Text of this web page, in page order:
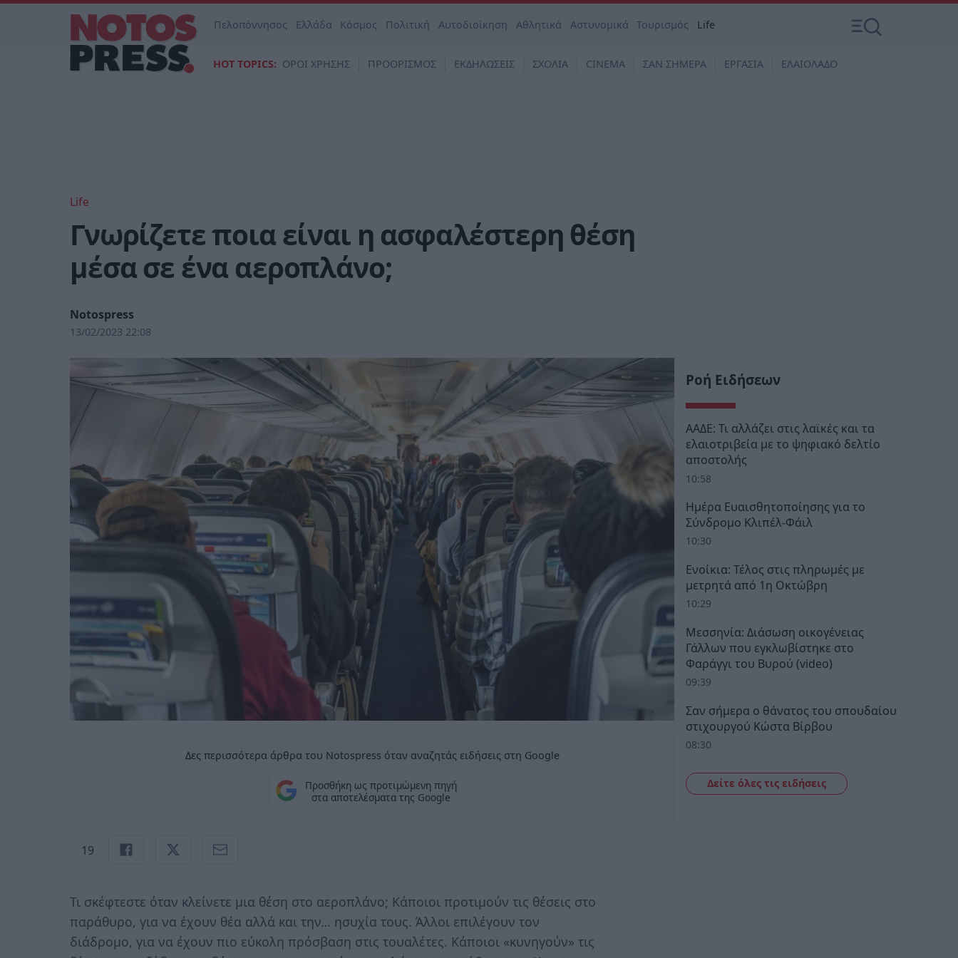
Πελοπόννησος Ελλάδα Κόσμος Πολιτική Αυτοδιοίκηση Αθλητικά Αστυνομικά Τουρισμός Life
HOT TOPICS: ΟΡΟΙ ΧΡΗΣΗΣ ΠΡΟΟΡΙΣΜΟΣ ΕΚΔΗΛΩΣΕΙΣ ΣΧΟΛΙΑ CINEMA ΣΑΝ ΣΗΜΕΡΑ ΕΡΓΑΣΙΑ ΕΛΑΙΟΛΑΔΟ
Life
Γνωρίζετε ποια είναι η ασφαλέστερη θέση
μέσα σε ένα αεροπλάνο;
Notospress
13/02/2023 22:08
Δες περισσότερα άρθρα του Notospress όταν αναζητάς ειδήσεις στη Google
Προσθήκη ως προτιμώμενη πηγή
στα αποτελέσματα της Google
19
Τι σκέφτεστε όταν κλείνετε μια θέση στο αεροπλάνο; Κάποιοι προτιμούν τις θέσεις στο
παράθυρο, για να έχουν θέα αλλά και την… ησυχία τους. Άλλοι επιλέγουν τον
διάδρομο, για να έχουν πιο εύκολη πρόσβαση στις τουαλέτες. Κάποιοι «κυνηγούν» τις
Ροή Ειδήσεων
ΑΑΔΕ: Τι αλλάζει στις λαϊκές και τα
ελαιοτριβεία με το ψηφιακό δελτίο
αποστολής
10:58
Ημέρα Ευαισθητοποίησης για το
Σύνδρομο Κλιπέλ-Φάιλ
10:30
Ενοίκια: Τέλος στις πληρωμές με
μετρητά από 1η Οκτώβρη
10:29
Μεσσηνία: Διάσωση οικογένειας
Γάλλων που εγκλωβίστηκε στο
Φαράγγι του Βυρού (video)
09:39
Σαν σήμερα ο θάνατος του σπουδαίου
στιχουργού Κώστα Βίρβου
08:30
Δείτε όλες τις ειδήσεις